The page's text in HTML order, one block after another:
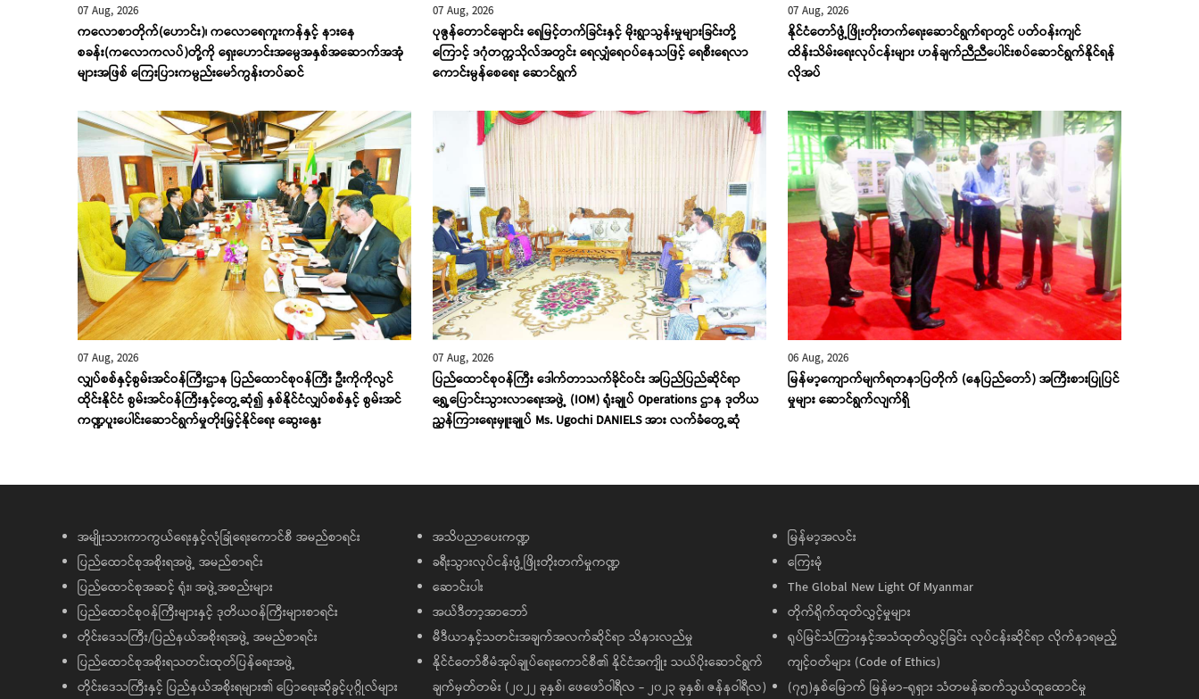
07 Aug, 2026
ကလောစာတိုက်(ဟောင်း)၊ ကလောရေကူးကန်နှင့် နားနေ
စခန်း(ကလောကလပ်)တို့ကို ရှေးဟောင်းအမွေအနှစ်အဆောက်အအုံ
များအဖြစ် ကြေးပြားကမ္ပည်းမော်ကွန်းတပ်ဆင်
07 Aug, 2026
ပုဇွန်တောင်ချောင်း ရေမြင့်တက်ခြင်းနှင့် မိုးရွာသွန်းမှုများခြင်းတို့
ကြောင့် ဒဂုံတက္ကသိုလ်အတွင်း ရေလျှံရေဝပ်နေသဖြင့် ရေစီးရေလာ
ကောင်းမွန်စေရေး ဆောင်ရွက်
07 Aug, 2026
နိုင်ငံတော်ဖွံ့ဖြိုးတိုးတက်ရေးဆောင်ရွက်ရာတွင် ပတ်ဝန်းကျင်
ထိန်းသိမ်းရေးလုပ်ငန်းများ ဟန်ချက်ညီညီပေါင်းစပ်ဆောင်ရွက်နိုင်ရန်
လိုအပ်
07 Aug, 2026
လျှပ်စစ်နှင့်စွမ်းအင်ဝန်ကြီးဌာန ပြည်ထောင်စုဝန်ကြီး ဦးကိုကိုလွင်
ထိုင်းနိုင်ငံ စွမ်းအင်ဝန်ကြီးနှင့်တွေ့ဆုံ၍ နှစ်နိုင်ငံလျှပ်စစ်နှင့် စွမ်းအင်
ကဏ္ဍပူးပေါင်းဆောင်ရွက်မှုတိုးမြှင့်နိုင်ရေး ဆွေးနွေး
07 Aug, 2026
ပြည်ထောင်စုဝန်ကြီး ဒေါက်တာသက်ခိုင်ဝင်း အပြည်ပြည်ဆိုင်ရာ
ရွှေ့ပြောင်းသွားလာရေးအဖွဲ့ (IOM) ရုံးချုပ် Operations ဌာန ဒုတိယ
ညွှန်ကြားရေးမှူးချုပ် Ms. Ugochi DANIELS အား လက်ခံတွေ့ဆုံ
06 Aug, 2026
မြန်မာ့ကျောက်မျက်ရတနာပြတိုက် (နေပြည်တော်) အကြီးစားပြုပြင်
မှုများ ဆောင်ရွက်လျက်ရှိ
အမျိုးသားကာကွယ်ရေးနှင့်လုံခြုံရေးကောင်စီ အမည်စာရင်း
ပြည်ထောင်စုအစိုးရအဖွဲ့ အမည်စာရင်း
ပြည်ထောင်စုအဆင့် ရုံး၊ အဖွဲ့အစည်းများ
ပြည်ထောင်စုဝန်ကြီးများနှင့် ဒုတိယဝန်ကြီးများစာရင်း
တိုင်းဒေသကြီး/ပြည်နယ်အစိုးရအဖွဲ့ အမည်စာရင်း
ပြည်ထောင်စုအစိုးရသတင်းထုတ်ပြန်ရေးအဖွဲ့
တိုင်းဒေသကြီးနှင့် ပြည်နယ်အစိုးရများ၏ ပြောရေးဆိုခွင့်ပုဂ္ဂိုလ်များ
အသိပညာပေးကဏ္ဍ
ခရီးသွားလုပ်ငန်းဖွံ့ဖြိုးတိုးတက်မှုကဏ္ဍ
ဆောင်းပါး
အယ်ဒီတာ့အာဘော်
မီဒီယာနှင့်သတင်းအချက်အလက်ဆိုင်ရာ သိနားလည်မှု
နိုင်ငံတော်စီမံအုပ်ချုပ်ရေးကောင်စီ၏ နိုင်ငံအကျိုး သယ်ပိုးဆောင်ရွက်
ချက်မှတ်တမ်း (၂၀၂၂ ခုနှစ်၊ ဖေဖော်ဝါရီလ - ၂၀၂၃ ခုနှစ်၊ ဇန်နဝါရီလ)
မြန်မာ့အလင်း
ကြေးမုံ
The Global New Light Of Myanmar
တိုက်ရိုက်ထုတ်လွှင့်မှုများ
ရုပ်မြင်သံကြားနှင့်အသံထုတ်လွှင့်ခြင်း လုပ်ငန်းဆိုင်ရာ လိုက်နာရမည့်
ကျင့်ဝတ်များ (Code of Ethics)
(၇၅)နှစ်မြောက် မြန်မာ-ရုရှား သံတမန်ဆက်သွယ်ထူထောင်မှု